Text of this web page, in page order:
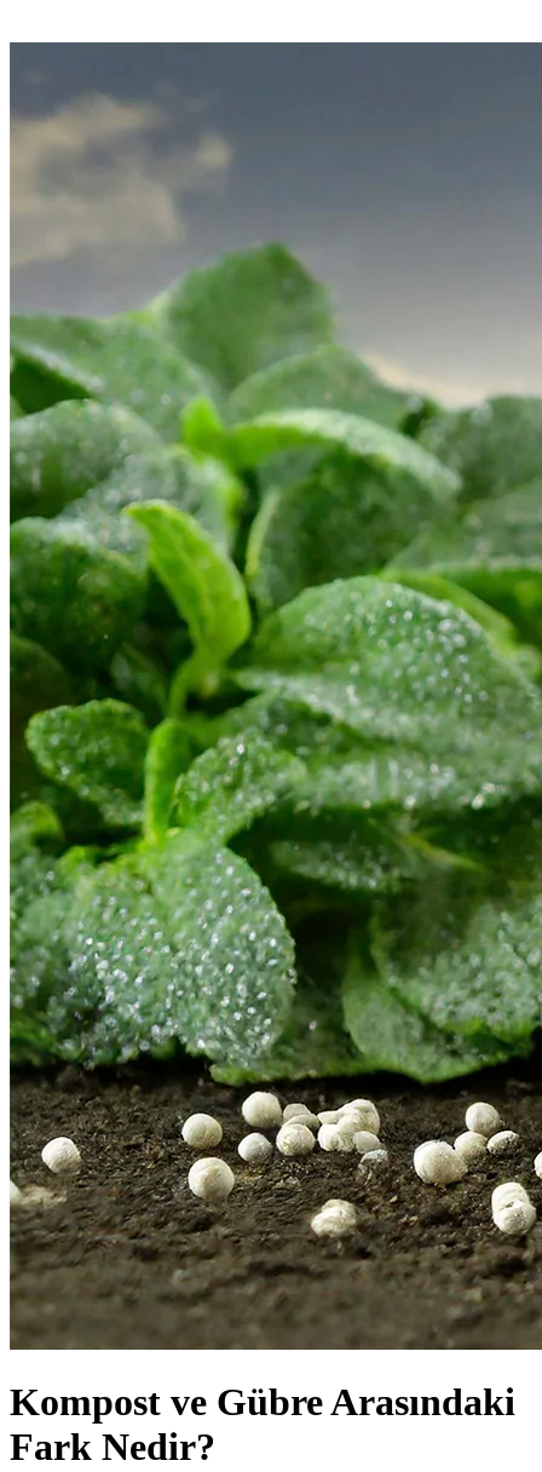
Kompost ve Gübre Arasındaki
Fark Nedir?